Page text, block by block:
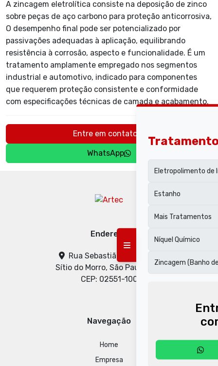
A zincagem eletrolítica consiste na deposição de zinco
sobre peças de aço carbono para proteção anticorrosiva,
O desempenho final pode ser potencializado por
passivações adequadas à aplicação, equilibrando
resistência à corrosão, aspecto e funcionalidade. É um
tratamento amplamente empregado nos segmentos
industrial e automotivo, indicado para componentes
que requerem proteção consistente e conformidade
com especificações técnicas de camada e acabamento.
Entre em contato
WhatsApp
Eletropolimento de
Estanho
Mais Tratamentos
Níquel Químico
Zincagem (Banho
Endereço
Rua Sebastião Morais, 90
Sítio do Morro, São Paulo - SP
CEP: 02551-100
Navegação
Home
Empresa